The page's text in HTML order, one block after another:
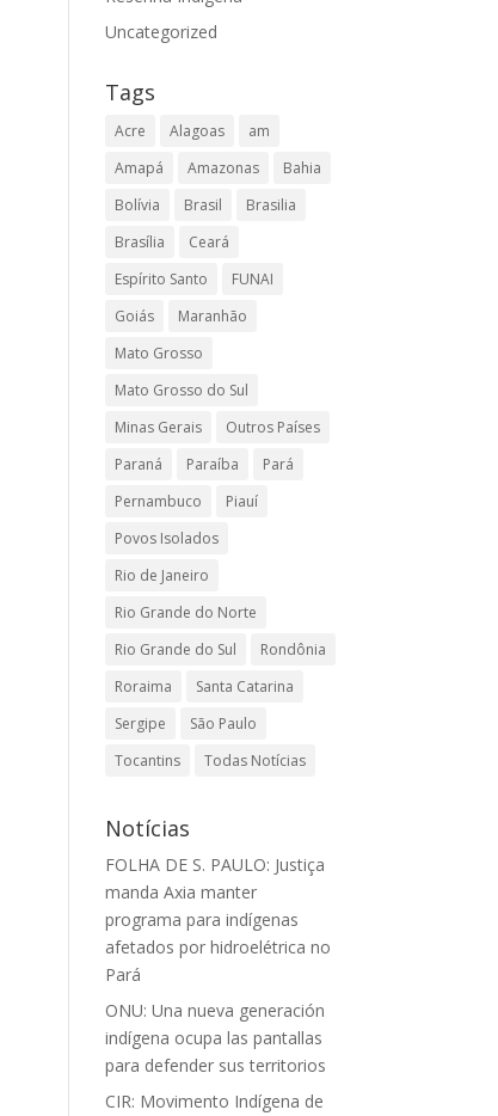
Uncategorized
Tags
Acre Alagoas
am
Amapá
Amazonas
Bahia
Bolívia
Brasil
Brasilia
Brasília
Ceará
Espírito Santo
FUNAI
Goiás
Maranhão
Mato Grosso
Mato Grosso do Sul
Minas Gerais
Outros Países
Paraná
Paraíba
Pará
Pernambuco
Piauí
Povos Isolados
Rio de Janeiro
Rio Grande do Norte
Rio Grande do Sul
Rondônia
Roraima
Santa Catarina
Sergipe
São Paulo
Tocantins
Todas Notícias
Notícias
FOLHA DE S. PAULO: Justiça
manda Axia manter
programa para indígenas
afetados por hidroelétrica no
Pará
ONU: Una nueva generación
indígena ocupa las pantallas
para defender sus territorios
CIR: Movimento Indígena de